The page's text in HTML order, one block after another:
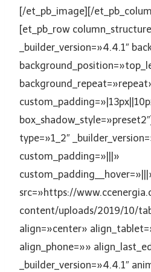
[/et_pb_image][/
[et_pb_row
_builder_version=»4.4.1″
type=»1_2″
custom_padding=»|||»
src=»https://
content/uploads/2019/10/
align=»center»
align_phone=»»
_builder_version=»4.4.1″